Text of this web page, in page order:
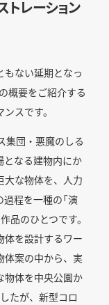
トレーション
ない延期となっ
概要をご紹介する
スです。
集団・悪魔のしる
となる建物内にか
大な物体を、人力
程を一種の「演
品のひとつです。
体を設計するワー
体案の中から、実
物体を中央公園か
たが、新型コロ